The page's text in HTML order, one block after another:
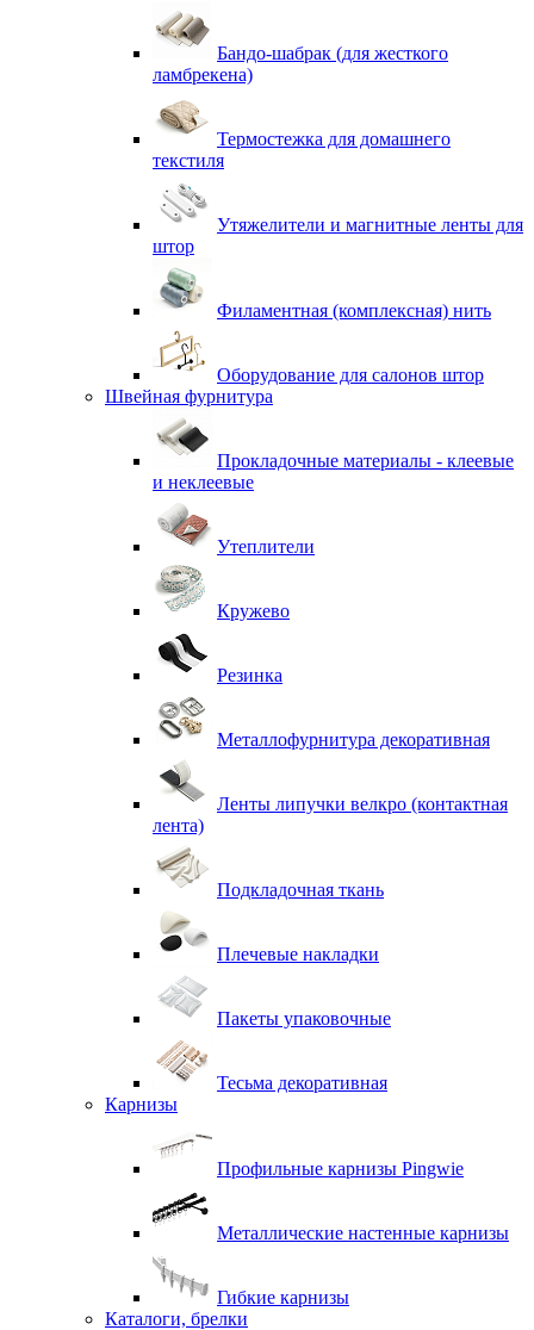
Бандо-шабрак (для жесткого
ламбрекена)
Термостежка для домашнего
текстиля
Утяжелители и магнитные ленты для
штор
Филаментная (комплексная) нить
Оборудование для салонов штор
Швейная фурнитура
Прокладочные материалы - клеевые
и неклеевые
Утеплители
Кружево
Резинка
Металлофурнитура декоративная
Ленты липучки велкро (контактная
лента)
Подкладочная ткань
Плечевые накладки
Пакеты упаковочные
Тесьма декоративная
Карнизы
Профильные карнизы Pingwie
Металлические настенные карнизы
Гибкие карнизы
Каталоги, брелки